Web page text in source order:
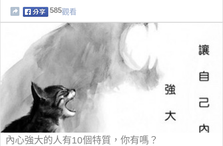
585觀看
內心強大的人有10個特質，你有嗎？